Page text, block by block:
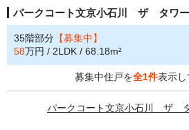
パークコート文京小石川 ザ タワ
35階部分 【募集中】
58万円 / 2LDK / 68.18m²
募集中住戸を全1件表示し
パークコート文京小石川 ザ